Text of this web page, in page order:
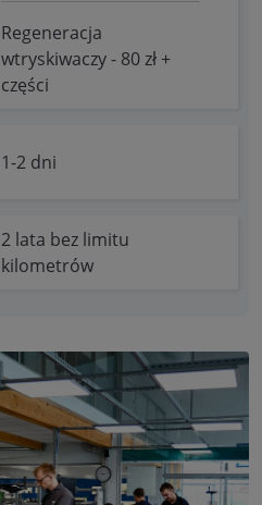
Regeneracja
wtryskiwaczy - 80 zł +
części
1-2 dni
2 lata bez limitu
kilometrów